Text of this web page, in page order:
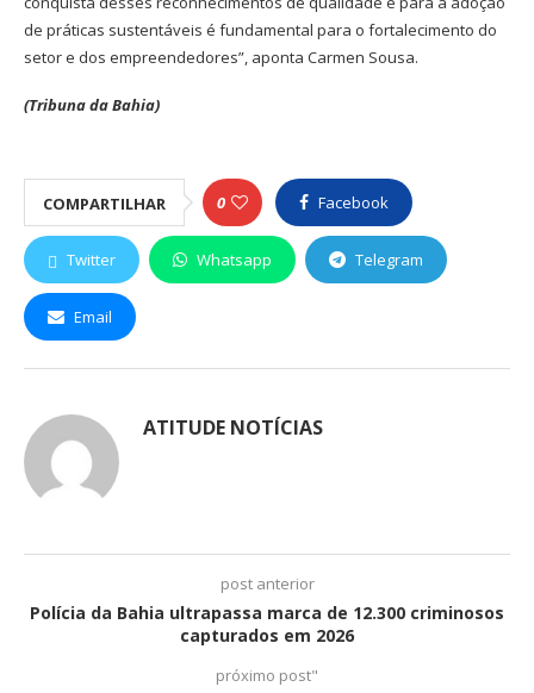
de práticas sustentáveis é fundamental para o fortalecimento do
setor e dos empreendedores”, aponta Carmen Sousa.
(Tribuna da Bahia)
COMPARTILHAR 0 Facebook
Twitter Whatsapp Telegram
Email
ATITUDE NOTÍCIAS
post anterior
Polícia da Bahia ultrapassa marca de 12.300 criminosos
capturados em 2026
próximo post"